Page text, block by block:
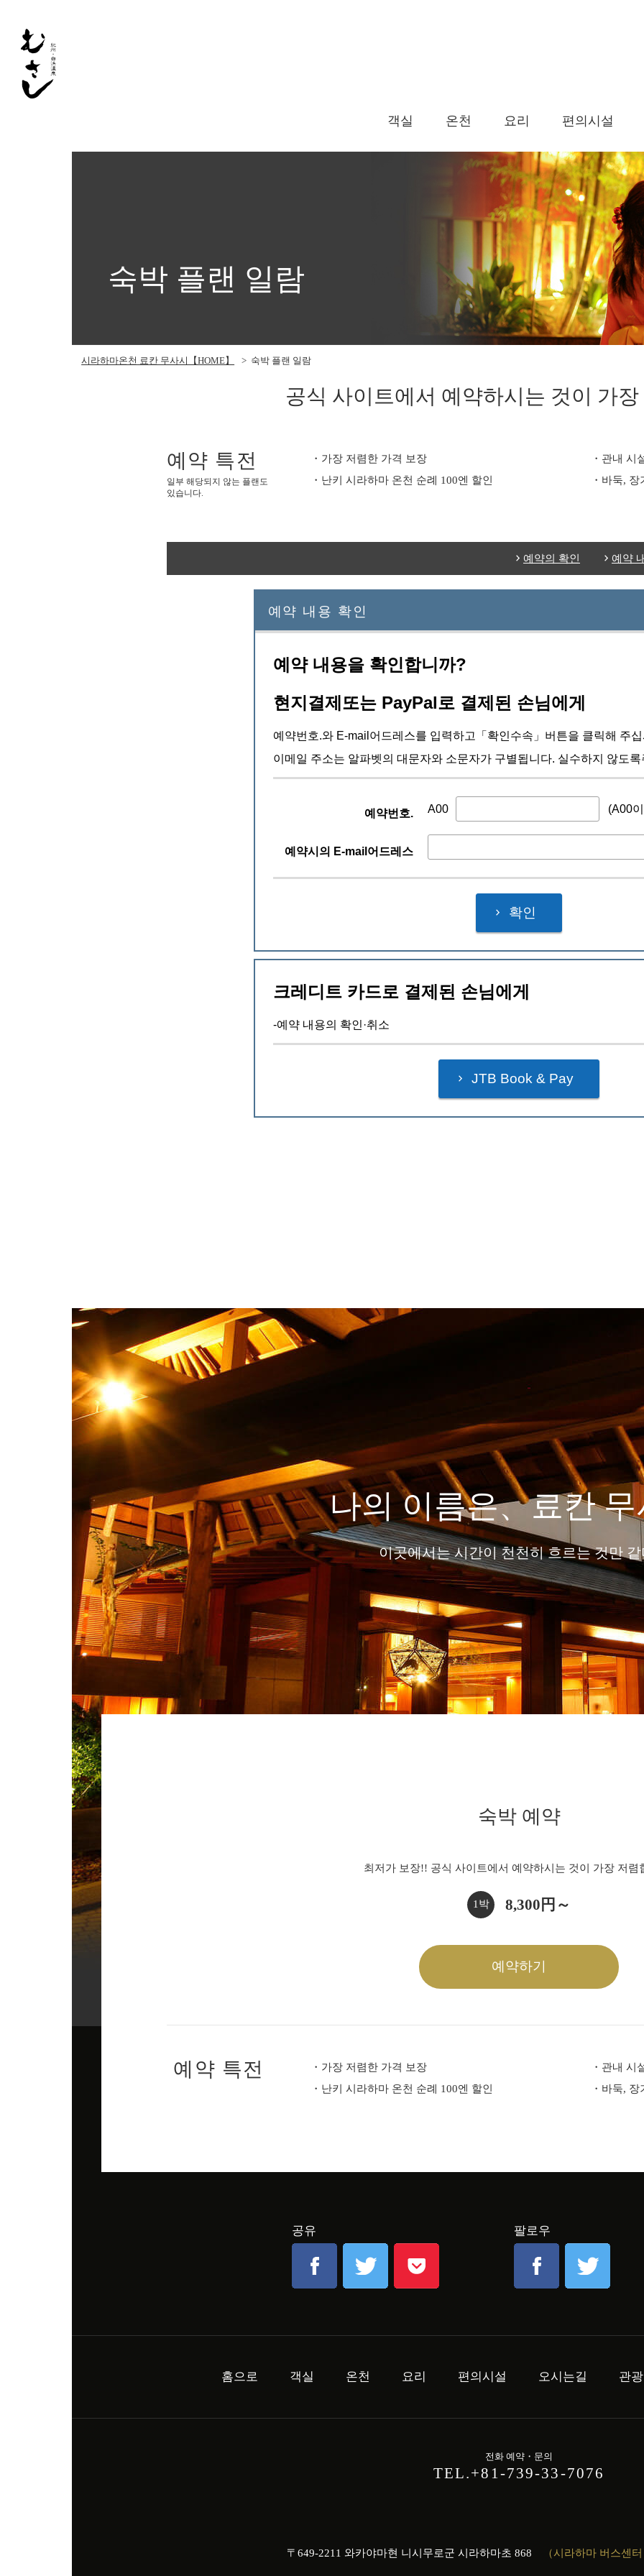
편의시설
요리
온천
객실
숙박 플랜 일람
시라하마온천 료칸 무사시【HOME】 숙박 플랜 일람
공식 사이트에서 예약하시는 것이 가
예약 특전
일부 해당되지 않는 플랜도
있습니다.
가장 저렴한 가격 보장
관내 시
난키 시라하마 온천 순례 100엔 할인
바둑, 장
예약의 확인 예약
예약 내용 확인
예약 내용을 확인합니까?
현지결제또는 PayPal로 결제된 손님에게
예약번호.와 E-mail어드레스를 입력하고「확인수속」버튼을 클릭해 주
이메일 주소는 알파벳의 대문자와 소문자가 구별됩니다. 실수하지 않도
예약번호. A00 (A00
예약시의 E-mail어드레스
크레디트 카드로 결제된 손님에게
-예약 내용의 확인·취소
나의 이름은、료칸 무
이곳에서는 시간이 천천히 흐르는 것만 같
숙박 예약
최저가 보장!! 공식 사이트에서 예약하시는 것이 가장 저렴
1박 8,300円～
예약하기
예약 특전 가장 저렴한 가격 보장
관내 시
난키 시라하마 온천 순례 100엔 할인
바둑, 장
공유 팔로우
홈으로 객실 온천 요리 편의시설 오시는길 관
전화 예약・문의
TEL.+81-739-33-7076
〒649-2211 와카야마현 니시무로군 시라하마초 868 （시라하마 버스센